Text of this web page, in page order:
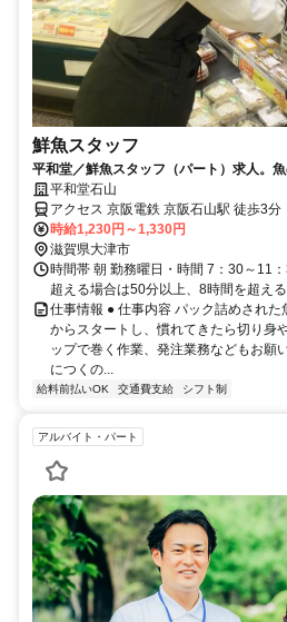
鮮魚スタッフ
平和堂／鮮魚スタッフ（パート）求人。
お仕事です！
平和堂石山
アクセス 京阪電鉄 京阪石山駅 徒歩3分
時給1,230円～1,330円
滋賀県大津市
時間帯 朝 勤務曜日・時間 7：30～11
超える場合は50分以上、8時間を超え
仕事情報 ● 仕事内容 パック詰めされ
からスタートし、慣れてきたら切り身
ップで巻く作業、発注業務などもお願
につくの...
給料前払いOK 交通費支給 シフト制
アルバイト・パート